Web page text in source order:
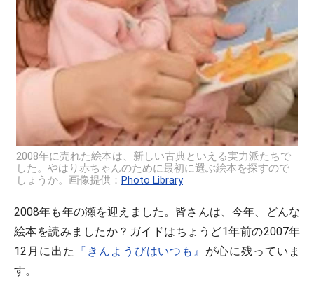
2008年に売れた絵本は、新しい古典といえる実力派たちで
した。やはり赤ちゃんのために最初に選ぶ絵本を探すので
しょうか。画像提供： Photo Library
2008年も年の瀬を迎えました。皆さんは、今年、どんな
絵本を読みましたか？ガイドはちょうど1年前の2007年
12月に出た
『きんようびはいつも』 が心に残っていま
す。